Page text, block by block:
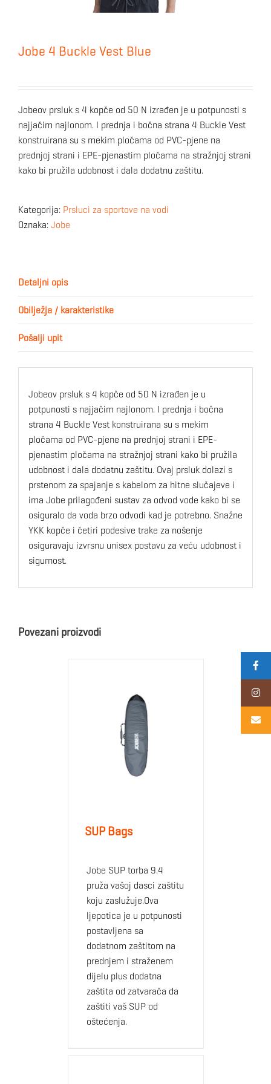
Jobe 4 Buckle Vest Blue
Jobeov prsluk s 4 kopče od 50 N izrađen je u potpunosti s
najjačim najlonom. I prednja i bočna strana 4 Buckle Vest
konstruirana su s mekim pločama od PVC-pjene na
prednjoj strani i EPE-pjenastim pločama na stražnjoj strani
kako bi pružila udobnost i dala dodatnu zaštitu.
Kategorija: Prsluci za sportove na vodi
Oznaka: Jobe
Detaljni opis
Obilježja / karakteristike
Pošalji upit
Jobeov prsluk s 4 kopče od 50 N izrađen je u
potpunosti s najjačim najlonom. I prednja i bočna
strana 4 Buckle Vest konstruirana su s mekim
pločama od PVC-pjene na prednjoj strani i EPE-
pjenastim pločama na stražnjoj strani kako bi pružila
udobnost i dala dodatnu zaštitu. Ovaj prsluk dolazi s
prstenom za spajanje s kabelom za hitne slučajeve i
ima Jobe prilagođeni sustav za odvod vode kako bi se
osiguralo da voda brzo odvodi kad je potrebno. Snažne
YKK kopče i četiri podesive trake za nošenje
osiguravaju izvrsnu unisex postavu za veću udobnost i
sigurnost.
Povezani proizvodi
SUP Bags
Jobe SUP torba 9.4
pruža vašoj dasci zaštitu
koju zaslužuje.Ova
ljepotica je u potpunosti
postavljena sa
dodatnom zaštitom na
prednjem i straženem
dijelu plus dodatna
zaštita od zatvarača da
zaštiti vaš SUP od
oštećenja.